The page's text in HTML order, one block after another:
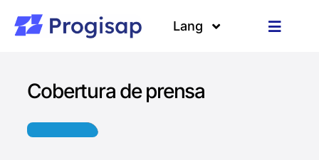
contenu
Toggle
Lang
Cobertura de prensa